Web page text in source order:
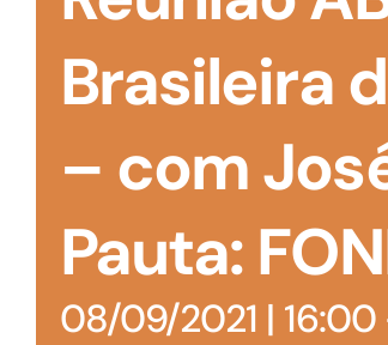
Brasileira
– com
Pauta:
08/09/2021 | 16:00